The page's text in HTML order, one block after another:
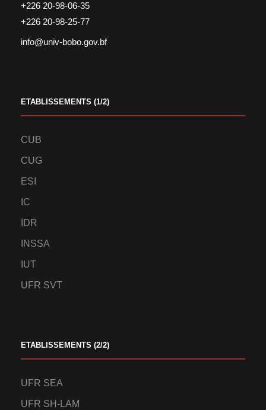
+226 20-98-06-35
+226 20-98-25-77
info@univ-bobo.gov.bf
ETABLISSEMENTS (1/2)
CUB
CUG
ESI
IC
IDR
INSSA
IUT
UFR SVT
ETABLISSEMENTS (2/2)
UFR SEA
UFR SH-LAM